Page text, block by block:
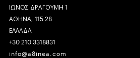
ΙΩΝΟΣ ΔΡΑΓΟΥΜΗ 1
ΑΘΗΝΑ, 115 28
ΕΛΛΑΔΑ
+30 210 3318831
info@a8inea.com